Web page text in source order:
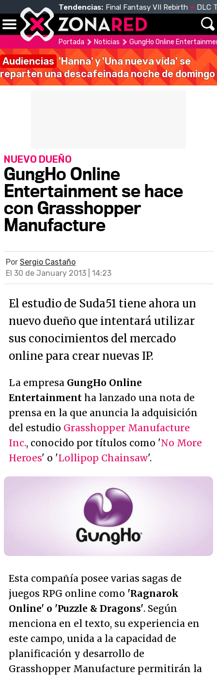
Tendencias: Final Fantasy VII Rebirth DLC
Portada Noticias GungHo Online
Audiencias 'Hanna' y 'Una nueva vida' se
reparten una descafeinada noche de domingo
GungHo Online
Entertainment se hace
con Grasshopper
Manufacture
NUEVO DUEÑO
Por Sergio Castaño
El 30 de January 2013 | 14:23
El estudio de Suda51 tiene ahora un
nuevo dueño que intentará utilizar
sus conocimientos del mercado
online para crear nuevas IP.
La empresa GungHo Online
Entertainment ha lanzado una nota de
prensa en la que anuncia la adquisición
del estudio Grasshopper Manufacture
Inc., conocido por títulos como 'No More
Heroes' o 'Lollipop Chainsaw'.
Esta compañía posee varias sagas de
juegos RPG online como 'Ragnarok
Online' o 'Puzzle & Dragons'. Según
menciona en el texto, su experiencia en
este campo, unida a la capacidad de
planificación y desarrollo de
Grasshopper Manufacture permitirán la